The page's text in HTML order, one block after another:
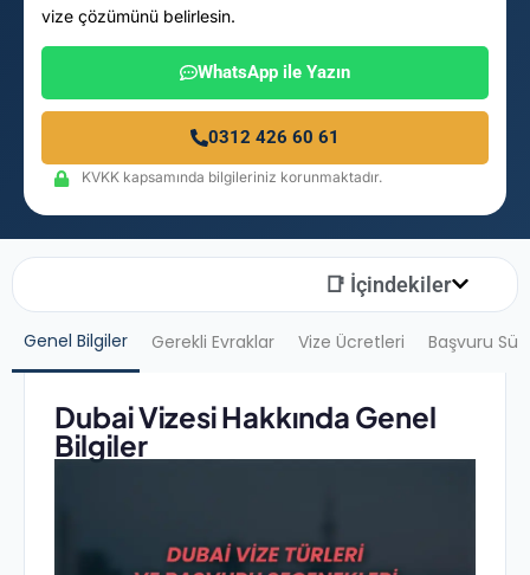
vize çözümünü belirlesin.
WhatsApp ile Yazın
0312 426 60 61
KVKK kapsamında bilgileriniz korunmaktadır.
📑 İçindekiler
Genel Bilgiler Gerekli Evraklar Vize Ücretleri Başvuru
Dubai Vizesi Hakkında Genel
Bilgiler